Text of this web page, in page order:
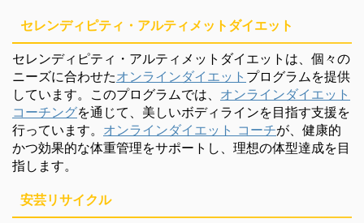
セレンディピティ・アルティメットダイエット
セレンディピティ・アルティメットダイエットは、個々の
ニーズに合わせたオンラインダイエット プログラムを提供
しています。このプログラムでは、 オンラインダイエット
コーチングを通じて、美しいボディラインを目指す支援を
行っています。 オンラインダイエット コーチが、健康的
かつ効果的な体重管理をサポートし、理想の体型達成を目
指します。
安芸リサイクル